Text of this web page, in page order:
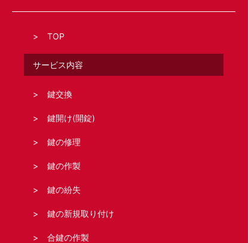
TOP
サービス内容
鍵交換
鍵開け(開錠)
鍵の修理
鍵の作製
鍵の紛失
鍵の新規取り付け
合鍵の作製